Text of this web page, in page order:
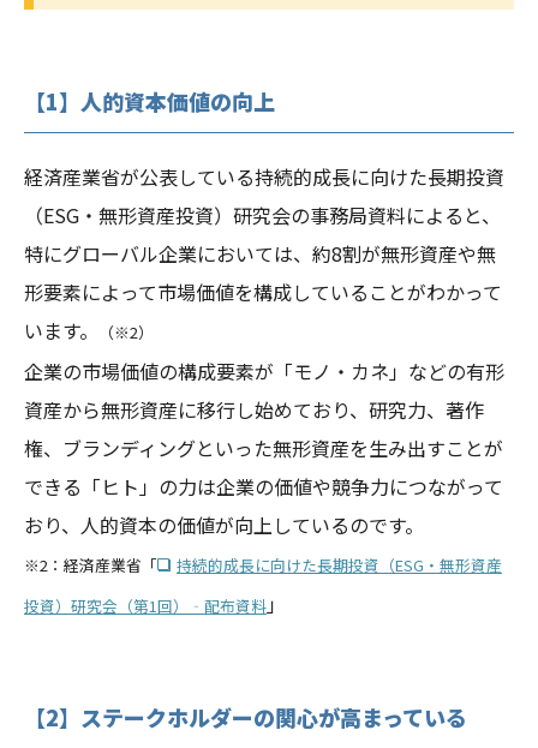
【1】人的資本価値の向上
経済産業省が公表している持続的成長に向けた長期投資
（ESG・無形資産投資）研究会の事務局資料によると、
特にグローバル企業においては、約8割が無形資産や無
形要素によって市場価値を構成していることがわかって
います。
（※2）
企業の市場価値の構成要素が「モノ・カネ」などの有形
資産から無形資産に移行し始めており、研究力、著作
権、ブランディングといった無形資産を生み出すことが
できる「ヒト」の力は企業の価値や競争力につながって
おり、人的資本の価値が向上しているのです。
※2：経済産業省「
持続的成長に向けた長期投資（ESG・無形資産
投資）研究会（第1回）‐配布資料」
【2】ステークホルダーの関心が高まっている